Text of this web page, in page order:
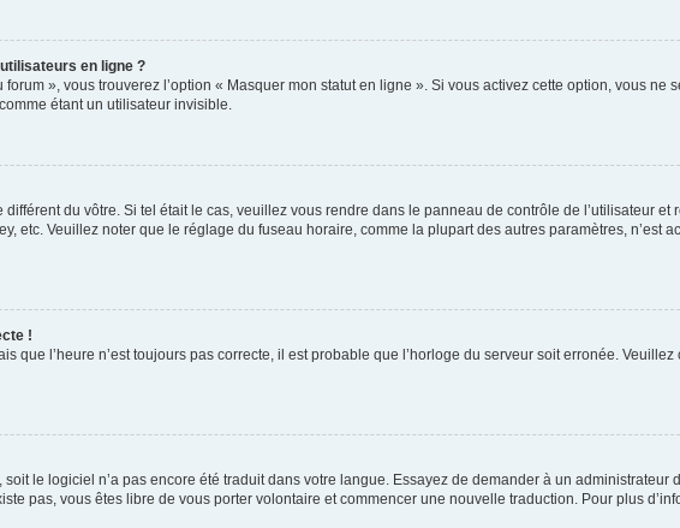
en ligne ?
», vous trouverez l’option « Masquer mon statut en ligne ». Si vous activez cette option, vous ne
étant un utilisateur invisible.
du vôtre. Si tel était le cas, veuillez vous rendre dans le panneau de contrôle de l’utilisateur
etc. Veuillez noter que le réglage du fuseau horaire, comme la plupart des autres paramètres, n’est
!
que l’heure n’est toujours pas correcte, il est probable que l’horloge du serveur soit erronée.
le logiciel n’a pas encore été traduit dans votre langue. Essayez de demander à un administrateur
pas, vous êtes libre de vous porter volontaire et commencer une nouvelle traduction. Pour plus